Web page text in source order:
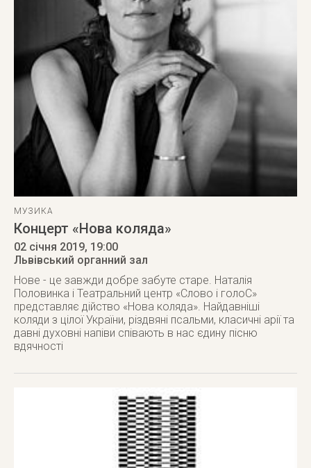
МУЗИКА
Концерт «Нова коляда»
02 січня 2019, 19:00
Львівський органний зал
Нове - це завжди добре забуте старе. Наталія
Половинка і Театральний центр «Слово і голоС»
представляє дійство «Нова коляда». Найдавніші
коляди з цілої України, різдвяні псальми, класичні арії та
давні духовні напіви співають в нас єдину пісню
вдячності